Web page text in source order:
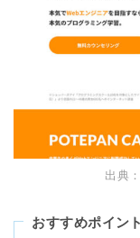
出典：
おすすめポイン